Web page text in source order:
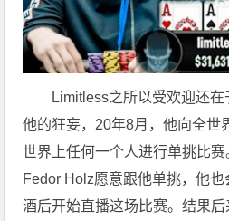
Limitless之所以受欢迎还
他的狂妄，20年8月，他向全世
世界上任何一个人进行单挑比
Fedor Holz愿意跟他单挑，他
酒后开始直播这场比赛。结果